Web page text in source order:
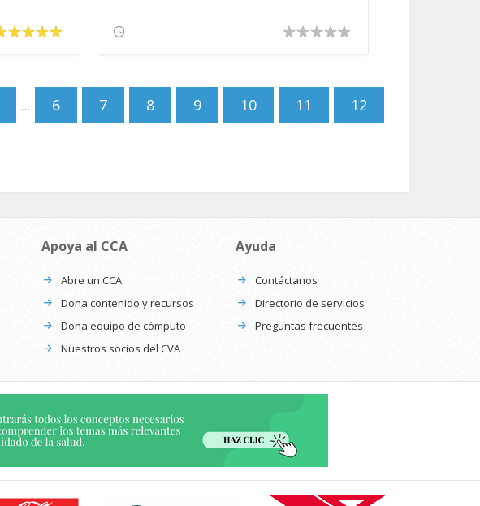
… 6 7 8 9 10 11 12
Apoya al CCA
Abre un CCA
Dona contenido y recursos
Dona equipo de cómputo
Nuestros socios del CVA
Ayuda
Contáctanos
Directorio de servicios
Preguntas frecuentes